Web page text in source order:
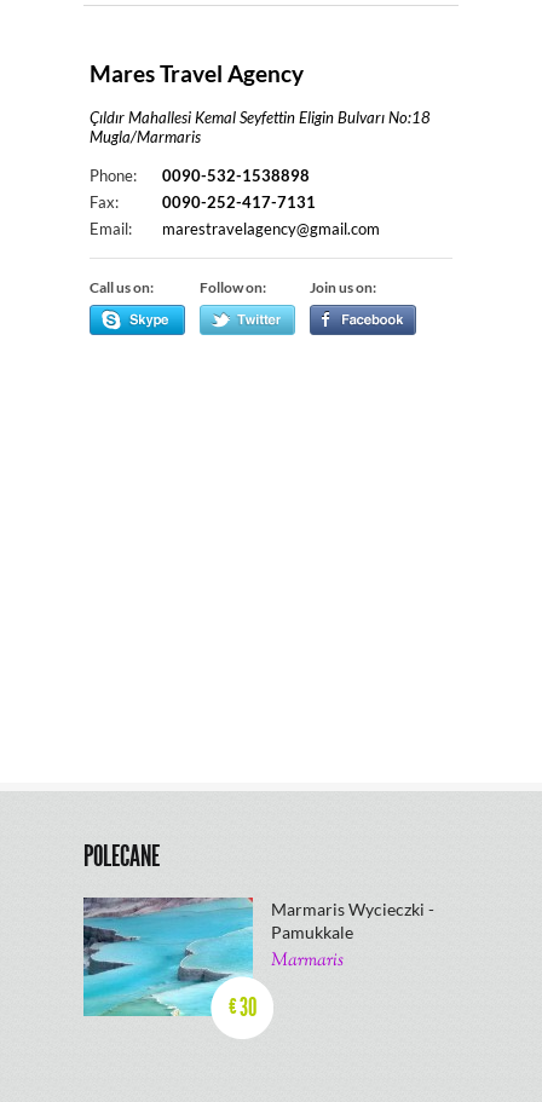
Mares Travel Agency
Çıldır Mahallesi Kemal Seyfettin Eligin Bulvarı No:18
Mugla/Marmaris
Phone:
0090-532-1538898
Fax:
0090-252-417-7131
Email:
marestravelagency@gmail.com
Call us on: Follow on: Join us on:
POLECANE
€30
Marmaris Wycieczki -
Pamukkale
Marmaris